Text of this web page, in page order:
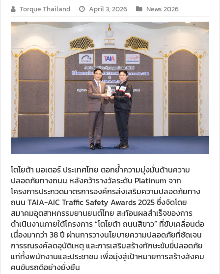
Torque Thailand April 3, 2026 News 2026
โตโยต้า มอเตอร์ ประเทศไทย ตอกย้ำความมุ่งมั่นด้านความ
ปลอดภัยทางถนน หลังคว้ารางวัลระดับ Platinum จาก
โครงการประกวดมาตรการองค์กรส่งเสริมความปลอดภัยทาง
ถนน TAIA-AIC Traffic Safety Awards 2025 ซึ่งจัดโดย
สมาคมอุตสาหกรรมยานยนต์ไทย สะท้อนผลสำเร็จของการ
ดำเนินงานภายใต้โครงการ “โตโยต้า ถนนสีขาว” ที่ขับเคลื่อนต่อ
เนื่องมากว่า 38 ปี ผ่านการวางนโยบายความปลอดภัยที่ชัดเจน
การรณรงค์ลดอุบัติเหตุ และการเสริมสร้างทักษะขับขี่ปลอดภัย
แก่ทั้งพนักงานและประชาชน เพื่อมุ่งสู่เป้าหมายการสร้างสังคม
คนขับรถดีอย่างยั่งยืน